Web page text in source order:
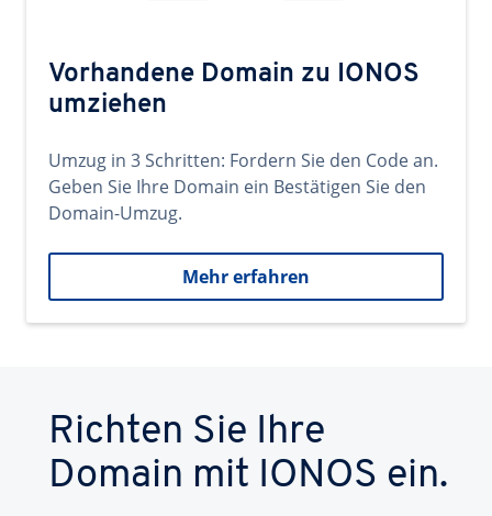
Vorhandene Domain zu IONOS
umziehen
Umzug in 3 Schritten: Fordern Sie den Code an.
Geben Sie Ihre Domain ein Bestätigen Sie den
Domain-Umzug.
Mehr erfahren
Richten Sie Ihre
Domain mit IONOS ein.